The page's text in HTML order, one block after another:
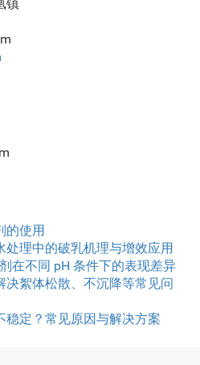
镇
的使用
处理中的破乳机理与增效应用
在不同 pH 条件下的表现差异
絮体松散、不沉降等常见问
稳定？常见原因与解决方案